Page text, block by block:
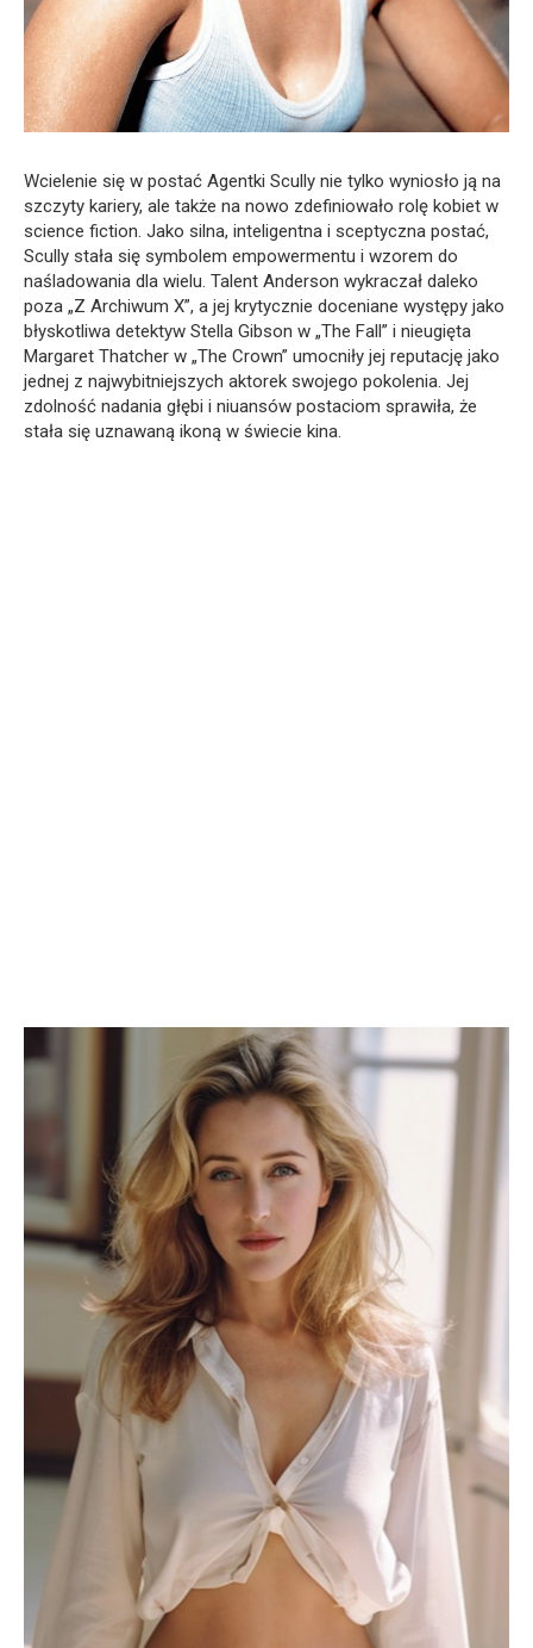
Wcielenie się w postać Agentki Scully nie tylko wyniosło ją na
szczyty kariery, ale także na nowo zdefiniowało rolę kobiet w
science fiction. Jako silna, inteligentna i sceptyczna postać,
Scully stała się symbolem empowermentu i wzorem do
naśladowania dla wielu. Talent Anderson wykraczał daleko
poza „Z Archiwum X”, a jej krytycznie doceniane występy jako
błyskotliwa detektyw Stella Gibson w „The Fall” i nieugięta
Margaret Thatcher w „The Crown” umocniły jej reputację jako
jednej z najwybitniejszych aktorek swojego pokolenia. Jej
zdolność nadania głębi i niuansów postaciom sprawiła, że
stała się uznawaną ikoną w świecie kina.